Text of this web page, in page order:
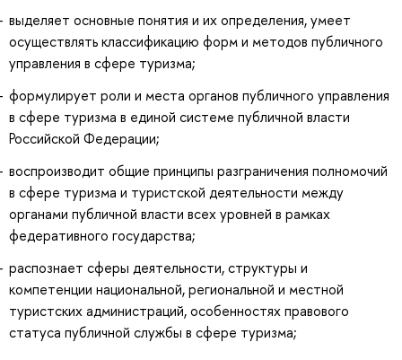
выделяет основные понятия и их определения, умеет
осуществлять классификацию форм и методов публичного
управления в сфере туризма;
формулирует роли и места органов публичного управления
в сфере туризма в единой системе публичной власти
Российской Федерации;
воспроизводит общие принципы разграничения полномочий
в сфере туризма и туристской деятельности между
органами публичной власти всех уровней в рамках
федеративного государства;
распознает сферы деятельности, структуры и
компетенции национальной, региональной и местной
туристских администраций, особенностях правового
статуса публичной службы в сфере туризма;